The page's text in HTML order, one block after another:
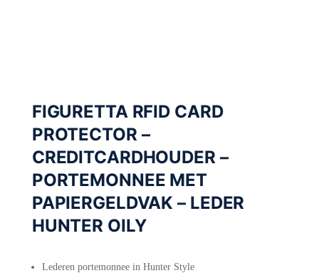
FIGURETTA RFID CARD
PROTECTOR –
CREDITCARDHOUDER –
PORTEMONNEE MET
PAPIERGELDVAK – LEDER
HUNTER OILY
Lederen portemonnee in Hunter Style